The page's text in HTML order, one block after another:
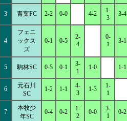
3 青葉FC 2-2 0-0 4-2
1-
3
3-4
4
フェニ
ックス
ズ
0-1 0-5
2-
4
0-
1
3-1
5 駒林SC 0-5 0-1
3-
1
1-0 1-1
6
元石川
SC
1-2 1-1
4-
3
1-3
1-
1
7
本牧少
年SC
0-4 0-2
1-
2
0-0
3-
1
0-2